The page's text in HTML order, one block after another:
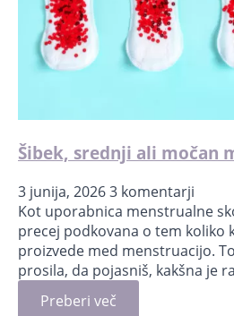
Šibek, srednji ali močan
3 junija, 20263 komentarji
Kot uporabnica menstrualne
precej podkovana o tem koliko
proizvede med menstruacijo.
prosila, da pojasniš, kakšna je
Preberi več